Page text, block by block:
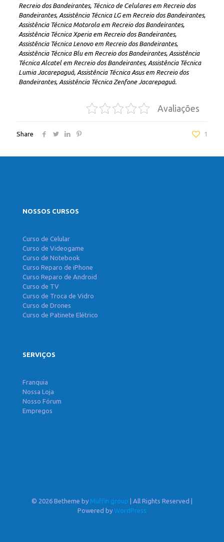
Recreio dos Bandeirantes, Técnico de Celulares em Recreio dos
Bandeirantes, Assistência Técnica LG em Recreio dos Bandeirantes,
Assistência Técnica Motorola em Recreio dos Bandeirantes,
Assistência Técnica Xperia em Recreio dos Bandeirantes,
Assistência Técnica Lenovo em Recreio dos Bandeirantes,
Assistência Técnica Blu em Recreio dos Bandeirantes, Assistência
Técnica Alcatel em Recreio dos Bandeirantes, Assistência Técnica
Lumia Jacarepaguá, Assistência Técnica Asus em Recreio dos
Bandeirantes, Assistência Técnica Zenfone Jacarepaguá.
Avaliações
Share 1
NOSSOS CURSOS
Curso de Celular
Curso de Videogame
Curso de Notebook
Curso Reparo de iPhone
Curso Reparo de Android
Curso de TV
Curso de Troca de Vidro
Curso de Drones
Curso de Patinete Elétrico
SERVIÇOS
Franquia
Nossa Loja
Nosso Fórum
Empregos
© 2026 Betheme by Muffin group | All Rights Reserved |
Powered by WordPress